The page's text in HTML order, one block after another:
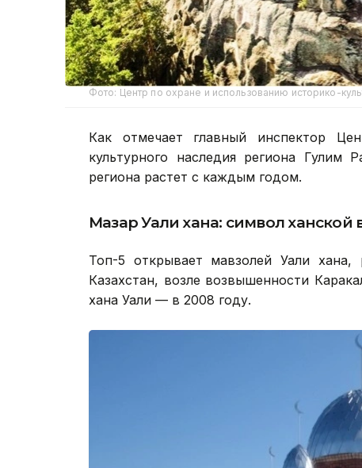
Фото: Центр по охране и использованию историко-
Как отмечает главный инспектор
культурного наследия региона Гулим
региона растет с каждым годом.
Мазар Уали хана: символ ханской
Топ-5 открывает мавзолей Уали
Казахстан, возле возвышенности
хана Уали — в 2008 году.